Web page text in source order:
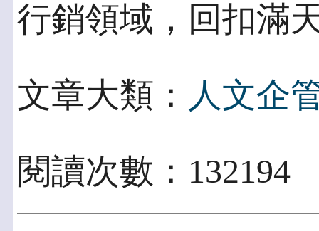
行銷領域，回扣滿
文章大類： 人文企
閱讀次數：